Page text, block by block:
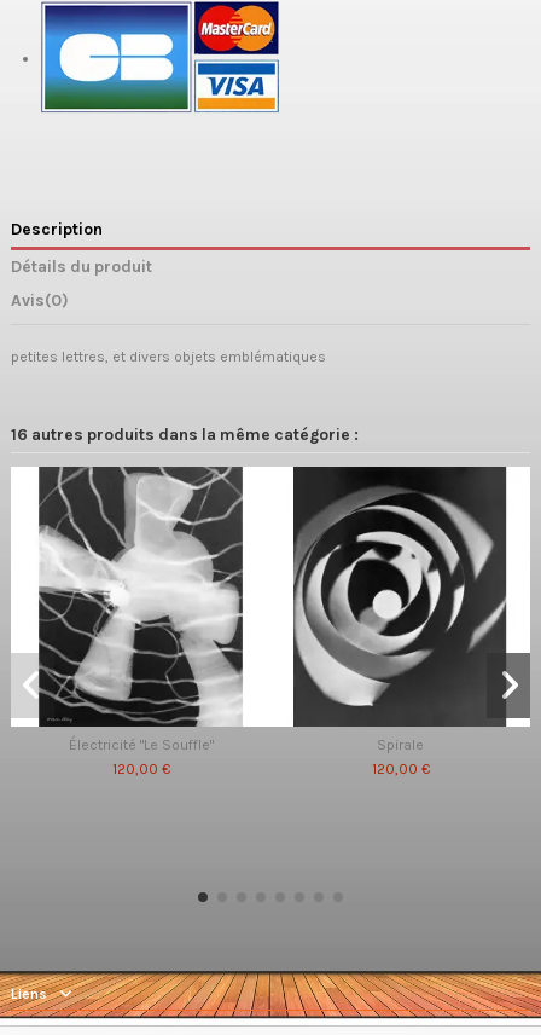
Description
Détails du produit
Avis(0)
petites lettres, et divers objets emblématiques
16 autres produits dans la même catégorie :
Électricité "Le Souffle"
120,00 €
Spirale
120,00 €
Liens